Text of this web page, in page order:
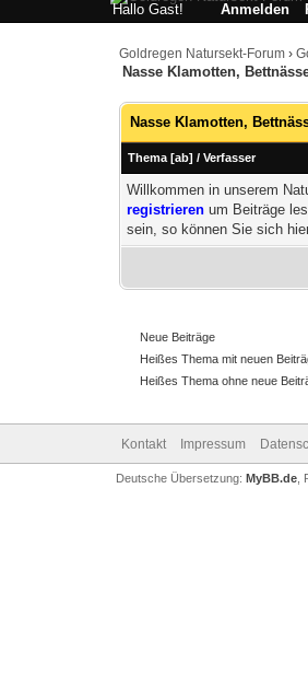
Hallo Gast! Anmelden
Goldregen Natursekt-Forum ›
Nasse Klamotten,
Nasse Klamotten,
Thema [ab] /Verfasser
Willkommen in unserem
registrieren um Beiträge
sein, so können Sie sich
Neue Beiträge
Heißes Thema mit neuen
Heißes Thema ohne neue
Kontakt Impressum
Deutsche Übersetzung: MyBB.de,